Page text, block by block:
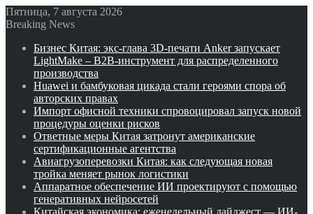
Пятница, 7 августа 2026
Breaking News
Бизнес Китая: экс-глава 3D-печати Anker запускает
LightMake – B2B-инструмент для распределенного
производства
Huawei и бамбуковая цикада стали героями спора об
авторских правах
Импорт офисной техники спровоцировал запуск новой
процедуры оценки рисков
Ответные меры Китая затронут американские
сертификационные агентства
Авиагрузоперевозки Китая: как следующая новая
тройка меняет рынок логистики
Аппаратное обеспечение ИИ проектируют с помощью
генеративных нейросетей
Китайская экономика: еженедельный дайджест — ИИ-